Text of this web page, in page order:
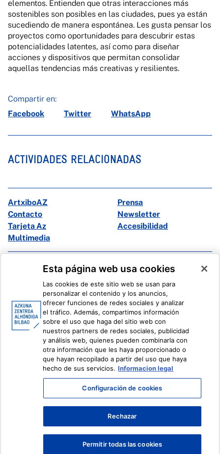
elementos. Entienden que otras interacciones más
sostenibles son posibles en las ciudades, pues ya están
sucediendo de manera espontánea. Les gusta pensar los
proyectos como oportunidades para descubrir estas
potencialidades latentes, así como para diseñar
acciones y dispositivos que permitan consolidar
aquellas tendencias más creativas y resilientes.
Compartir en:
Facebook
Twitter WhatsApp
ACTIVIDADES RELACIONADAS
ArtxiboAZ
Prensa
Contacto
Newsletter
Tarjeta Az
Accesibilidad
Multimedia
Facebook
X
Ivoox
Información legal Sistema Interno de Información
Esta página web usa cookies
Las cookies de este sitio web se usan para
personalizar el contenido y los anuncios,
ofrecer funciones de redes sociales y analizar
el tráfico. Además, compartimos información
sobre el uso que haga del sitio web con
nuestros partners de redes sociales, publicidad
y análisis web, quienes pueden combinarla con
otra información que les haya proporcionado o
que hayan recopilado a partir del uso que haya
hecho de sus servicios. Informacion legal
Configuración de cookies
Rechazar
Permitir todas las cookies